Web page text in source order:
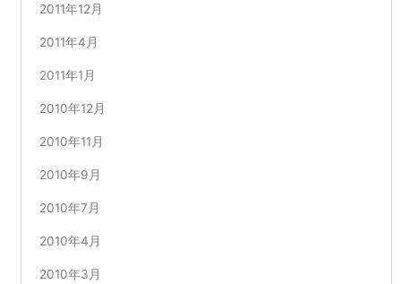
2011年12月
2011年4月
2011年1月
2010年12月
2010年11月
2010年9月
2010年7月
2010年4月
2010年3月